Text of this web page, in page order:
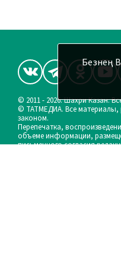
Безнең
© 2011 - 2026. Шахри Казан.
© ТАТМЕДИА. Все материалы,
законом.
Перепечатка,
объеме информации,
письменного согласия